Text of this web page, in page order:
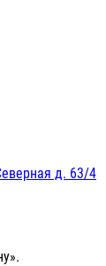
д. 63/4